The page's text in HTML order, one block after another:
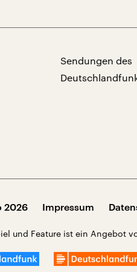
Sendungen des
2026 Impressum
und Feature ist ein Angebot